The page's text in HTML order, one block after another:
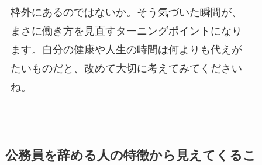
枠外にあるのではないか。そう気づいた瞬間が、
まさに働き方を見直すターニングポイントになり
ます。自分の健康や人生の時間は何よりも代えが
たいものだと、改めて大切に考えてみてください
ね。
公務員を辞める人の特徴から見えてくるこ